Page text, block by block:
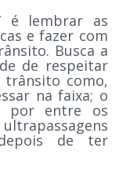
é lembrar as
e fazer com
Busca a
de respeitar
trânsito como,
na faixa; o
por entre os
de ter